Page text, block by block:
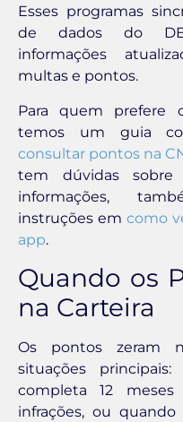
Esses programas
de dados do
informações
multas e pontos.
Para quem prefere
temos um guia
consultar pontos na
tem dúvidas sobre
informações,
instruções emcomo
app.
Quando os
na Carteira
Os pontos zeram
situações
completa 12
infrações, ou